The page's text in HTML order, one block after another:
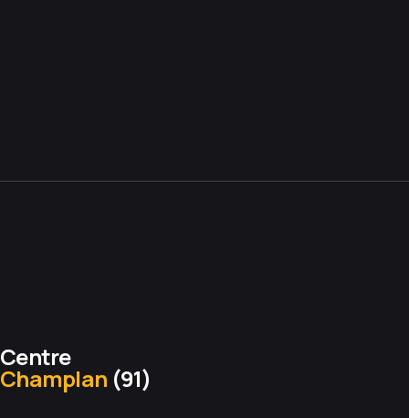
Centre
Champlan (91)